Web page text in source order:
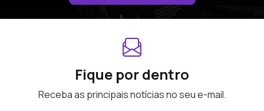
Fique por dentro
Receba as principais notícias no seu e-mail.